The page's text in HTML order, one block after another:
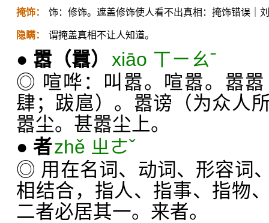
掩饰： 饰：修饰。遮盖修饰使人看不出真相：掩饰错误｜
隐瞒： 谓掩盖真相不让人知道。
● 嚣 （囂） xiāo ㄒㄧㄠˉ
◎ 喧哗：叫嚣。喧嚣。嚣
肆；跋扈）。嚣谤（为众人
嚣尘。甚嚣尘上。
● 者zhě ㄓㄜˇ
◎ 用在名词、动词、形容词
相结合，指人、指事、指物
二者必居其一。来者。